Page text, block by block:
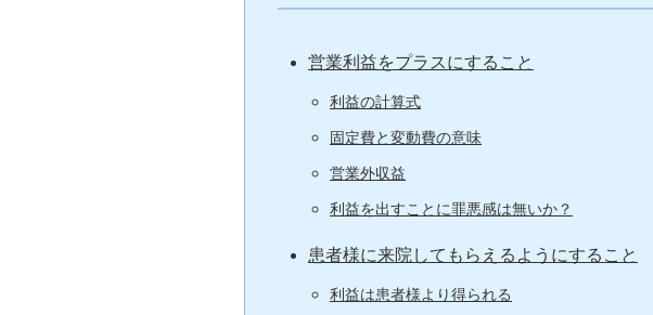
営業利益をプラスにすること
利益の計算式
固定費と変動費の意味
営業外収益
利益を出すことに罪悪感は無いか？
患者様に来院してもらえるようにすること
利益は患者様より得られる